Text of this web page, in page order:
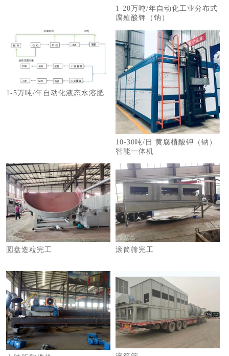
1-20万吨/年自动化工业分布式
腐殖酸钾（钠）
1-5万吨/年自动化液态水溶肥
10-30吨/日 黄腐植酸钾（钠）
智能一体机
圆盘造粒完工 滚筒筛完工